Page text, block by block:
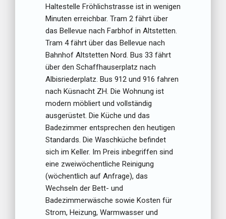
Haltestelle Fröhlichstrasse ist in wenigen
Minuten erreichbar. Tram 2 fährt über
das Bellevue nach Farbhof in Altstetten.
Tram 4 fährt über das Bellevue nach
Bahnhof Altstetten Nord. Bus 33 fährt
über den Schaffhauserplatz nach
Albisriederplatz. Bus 912 und 916 fahren
nach Küsnacht ZH. Die Wohnung ist
modern möbliert und vollständig
ausgerüstet. Die Küche und das
Badezimmer entsprechen den heutigen
Standards. Die Waschküche befindet
sich im Keller. Im Preis inbegriffen sind
eine zweiwöchentliche Reinigung
(wöchentlich auf Anfrage), das
Wechseln der Bett- und
Badezimmerwäsche sowie Kosten für
Strom, Heizung, Warmwasser und